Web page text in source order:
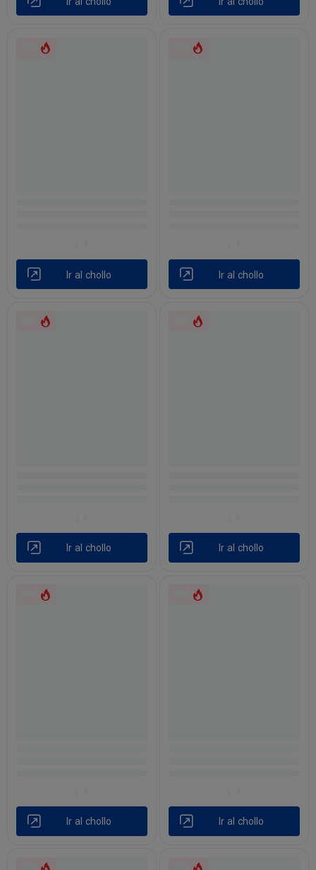
Ir al chollo Ir al chollo
Ir al chollo Ir al chollo
Ir al chollo Ir al chollo
Ir al chollo Ir al chollo